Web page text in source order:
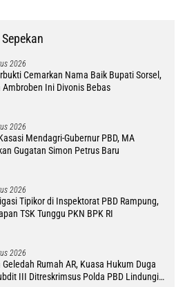
2026
Cemarkan Nama Baik Bupati Sorsel,
Ambroben Ini Divonis Bebas
2026
Mendagri-Gubernur PBD, MA
Gugatan Simon Petrus Baru
2026
Tipikor di Inspektorat PBD Rampung,
TSK Tunggu PKN BPK RI
2026
Geledah Rumah AR, Kuasa Hukum Duga
III Ditreskrimsus Polda PBD Lindungi